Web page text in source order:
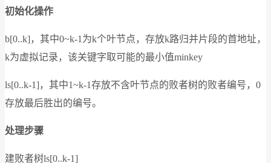
初始化操作
b[0..k]，其中0~k-1为k个叶节点，存放k路归并片段的首地址，
k为虚拟记录，该关键字取可能的最小值minkey
ls[0..k-1]，其中1~k-1存放不含叶节点的败者树的败者编号，0
存放最后胜出的编号。
处理步骤
建败者树ls[0..k-1]